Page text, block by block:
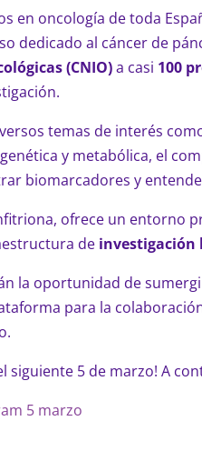
en oncología de toda
dedicado al cáncer de
(CNIO)a casi 100
temas de interés
y metabólica, el
biomarcadores y
ofrece un entorno
de investigación
la oportunidad de
para la
siguiente 5 de marzo! A
5 marzo